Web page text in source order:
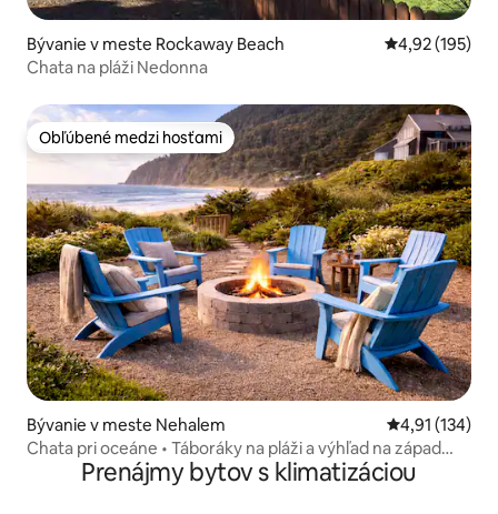
Bývanie v meste Rockaway Beach Priemerné
4,92 (195)
Chata na pláži Nedonna
Obľúbené medzi hosťami
Obľúbené medzi hosťami
Bývanie v meste Nehalem Priemerné
4,91 (134)
Chata pri oceáne • Táboráky na pláži a výhľad na západ
Prenájmy bytov s klimatizáciou